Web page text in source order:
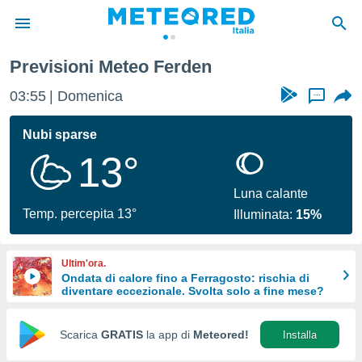
di
per
le
di
Web
Previsioni Meteo Ferden
03:55 Domenica ...
Nubi sparse
13°
Temp. percepita 13°
Luna calante
Illuminata: 15%
Ultim'ora.
Ondata di calore fino a Ferragosto: rischia di
diventare eccezionale. Svolta solo a fine mese?
Scarica GRATIS la app di Meteored! Installa